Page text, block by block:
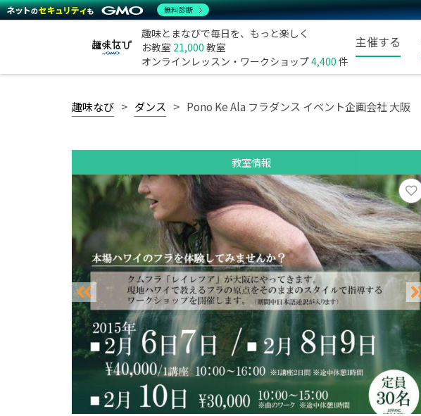
趣味とまなびで毎日を、もっと楽しく
お教室 21,000 教室
オンラインレッスン・ワークショップ4,400 件
主催する
趣味なび ダンス Pono Ke Ala フラダンス イベント企画会社 大阪
教室情報
無料診断